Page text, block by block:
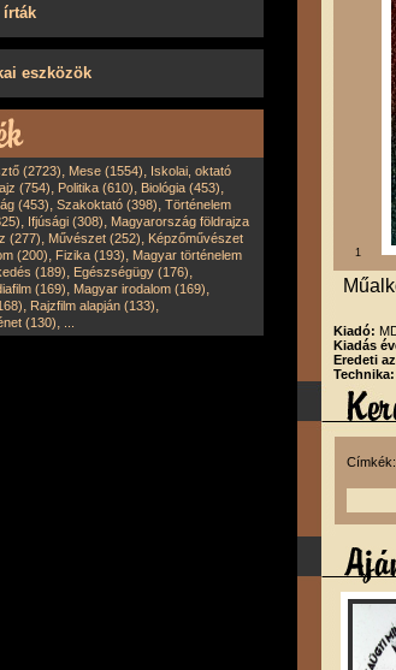
írták
eszközök
(2723), Mese (1554), Iskolai, oktató
(754), Politika (610), Biológia (453),
(453), Szakoktató (398), Történelem
, Ifjúsági (308), Magyarország földrajza
(277), Művészet (252), Képzőművészet
(200), Fizika (193), Magyar történelem
(189), Egészségügy (176),
(169), Magyar irodalom (169),
, Rajzfilm alapján (133),
(130),
1
Kiadó:
Kiadás
Eredeti
Technika:
Címkék: